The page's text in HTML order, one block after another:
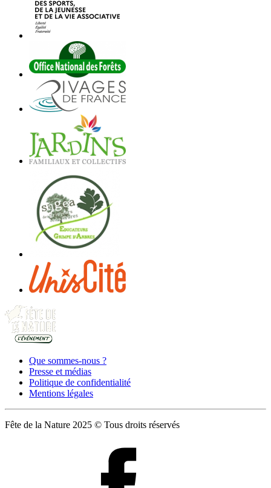
Que sommes-nous ?
Presse et médias
Politique de confidentialité
Mentions légales
Fête de la Nature 2025 © Tous droits réservés